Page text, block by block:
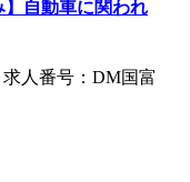
】自動車に関われ
人番号：DM国富